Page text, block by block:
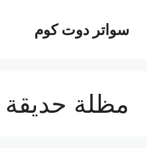
المحتوىسواتر دوت كوم
مظلة